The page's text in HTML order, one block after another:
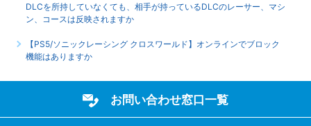
DLCを所持していなくても、相手が持っているDLCのレーサー、マシ
ン、コースは反映されますか
【PS5/ソニックレーシング クロスワールド】オンラインでブロック
機能はありますか
お問い合わせ窓口一覧